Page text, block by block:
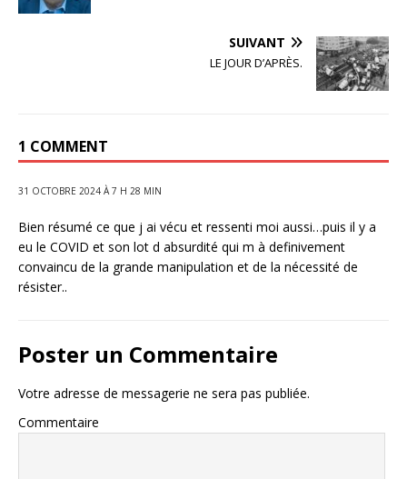
SUIVANT
LE JOUR D’APRÈS.
1 COMMENT
31 OCTOBRE 2024 À 7 H 28 MIN
Bien résumé ce que j ai vécu et ressenti moi aussi…puis il y a
eu le COVID et son lot d absurdité qui m à definivement
convaincu de la grande manipulation et de la nécessité de
résister..
Poster un Commentaire
Votre adresse de messagerie ne sera pas publiée.
Commentaire